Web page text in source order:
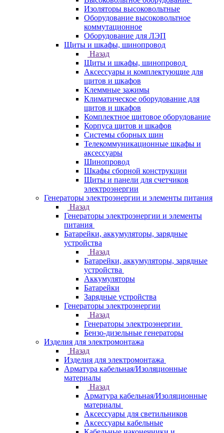
Изоляторы высоковольтные
Оборудование высоковольтное
коммутационное
Оборудование для ЛЭП
Щиты и шкафы, шинопровод
Назад
Щиты и шкафы, шинопровод
Аксессуары и комплектующие для
щитов и шкафов
Клеммные зажимы
Климатическое оборудование для
щитов и шкафов
Комплектное щитовое оборудование
Корпуса щитов и шкафов
Системы сборных шин
Телекоммуникационные шкафы и
аксессуары
Шинопровод
Шкафы сборной конструкции
Щиты и панели для счетчиков
электроэнергии
Генераторы электроэнергии и элементы питания
Назад
Генераторы электроэнергии и элементы
питания
Батарейки, аккумуляторы, зарядные
устройства
Назад
Батарейки, аккумуляторы, зарядные
устройства
Аккумуляторы
Батарейки
Зарядные устройства
Генераторы электроэнергии
Назад
Генераторы электроэнергии
Бензо-дизельные генераторы
Изделия для электромонтажа
Назад
Изделия для электромонтажа
Арматура кабельная/Изоляционные
материалы
Назад
Арматура кабельная/Изоляционные
материалы
Аксессуары для светильников
Аксессуары кабельные